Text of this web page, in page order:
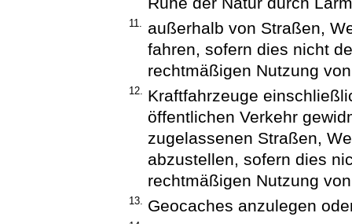
11.
außerhalb von Straßen,
fahren, sofern dies nicht
rechtmäßigen Nutzung
12.
Kraftfahrzeuge
öffentlichen Verkehr
zugelassenen Straßen,
abzustellen, sofern dies
rechtmäßigen Nutzung
13. Geocaches anzulegen